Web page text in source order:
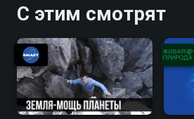
С этим смотрят